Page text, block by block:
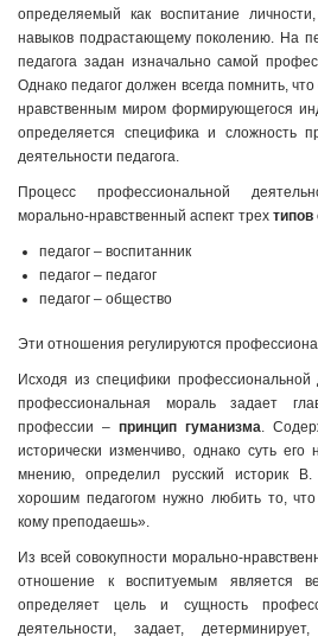
определяемый как воспитание
навыков подрастающему поколению. На
педагога задан изначально самой
Однако педагог должен всегда помнить,
нравственным миром формирующегося
определяется специфика и сложность
деятельности педагога.
Процесс профессиональной
морально-нравственный аспект трех типов
педагог – воспитанник
педагог – педагог
педагог – общество
Эти отношения регулируются
Исходя из специфики
профессиональная мораль задает
профессии – принцип гуманизма.
исторически изменчиво, однако суть
мнению, определил русский историк
хорошим педагогом нужно любить то,
кому преподаешь».
Из всей совокупности морально-
отношение к воспитуемым является
определяет цель и сущность
деятельности, задает,